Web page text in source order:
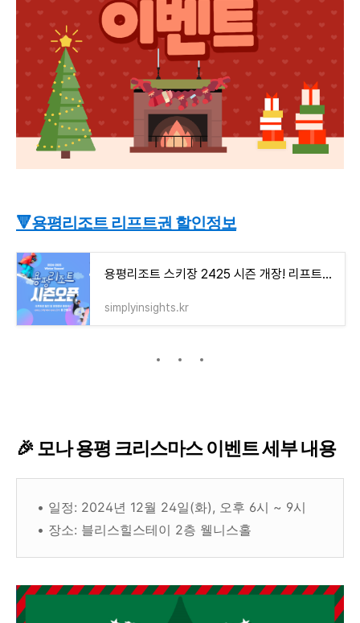
🔻용평리조트 리프트권 할인정보
용평리조트 스키장 2425 시즌 개장! 리프트권 할인과 운영 시간 정보 총정리
simplyinsights.kr
🎉 모나 용평 크리스마스 이벤트 세부 내용
• 일정: 2024년 12월 24일(화), 오후 6시 ~ 9시
• 장소: 블리스힐스테이 2층 웰니스홀